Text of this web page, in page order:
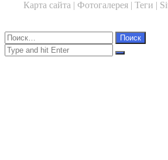
Карта сайта | Фотогалерея | Теги |
Close
Найти:
Close
Search